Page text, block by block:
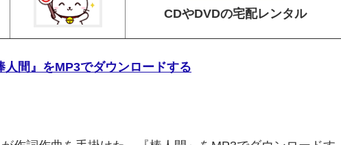
CDやDVDの宅配レンタル
人間』をMP3でダウンロードする